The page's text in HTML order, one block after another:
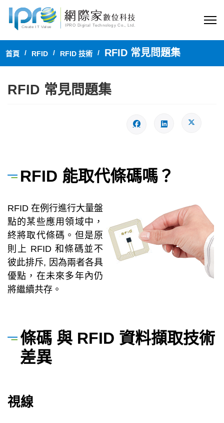
首頁 RFID RFID 技術 RFID 常見問題集
RFID 常見問題集
RFID 能取代條碼嗎？
RFID 在例行進行大量盤
點的某些應用領域中，
終將取代條碼。但是原
則上 RFID 和條碼並不
彼此排斥, 因為兩者各具
優點，在未來多年內仍
將繼續共存。
條碼 與 RFID 資料擷取技術
差異
視線